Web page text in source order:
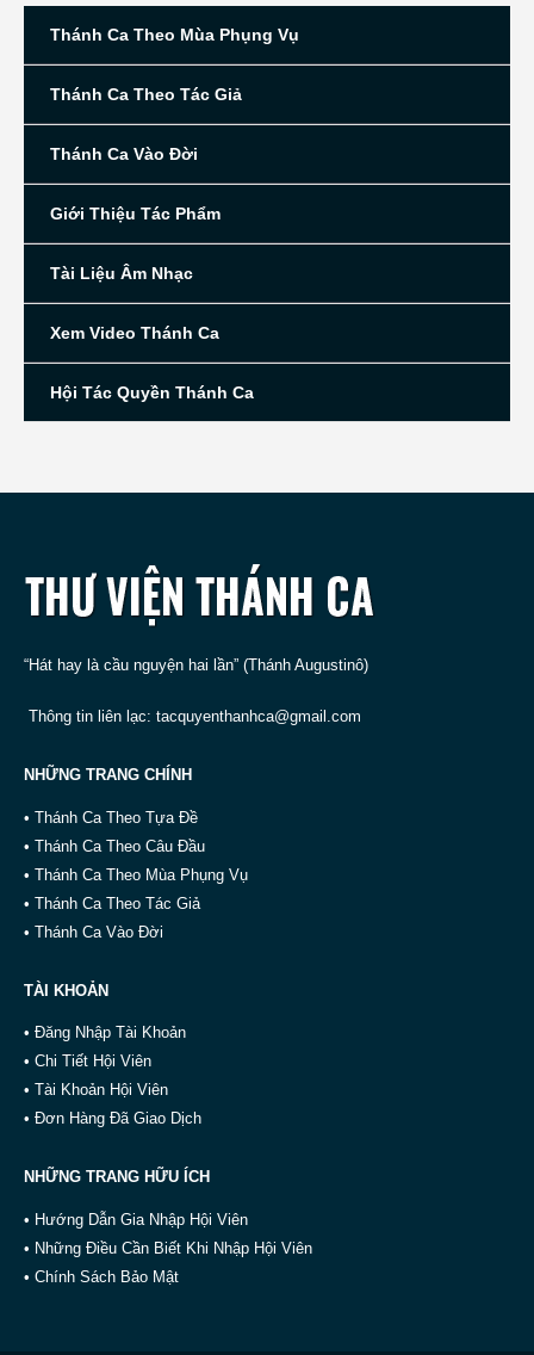
Thánh Ca Theo Mùa Phụng Vụ
Thánh Ca Theo Tác Giả
Thánh Ca Vào Đời
Giới Thiệu Tác Phẩm
Tài Liệu Âm Nhạc
Xem Video Thánh Ca
Hội Tác Quyền Thánh Ca
“Hát hay là cầu nguyện hai lần” (Thánh Augustinô)
Thông tin liên lạc: tacquyenthanhca@gmail.com
NHỮNG TRANG CHÍNH
• Thánh Ca Theo Tựa Đề
• Thánh Ca Theo Câu Đầu
• Thánh Ca Theo Mùa Phụng Vụ
• Thánh Ca Theo Tác Giả
• Thánh Ca Vào Đời
TÀI KHOẢN
• Đăng Nhập Tài Khoản
• Chi Tiết Hội Viên
• Tài Khoản Hội Viên
• Đơn Hàng Đã Giao Dịch
NHỮNG TRANG HỮU ÍCH
• Hướng Dẫn Gia Nhập Hội Viên
• Những Điều Cần Biết Khi Nhập Hội Viên
• Chính Sách Bảo Mật